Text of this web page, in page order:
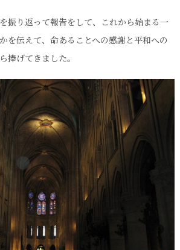
振り返って報告をして、これから始まる一
を伝えて、命あることへの感謝と平和への
捧げてきました。